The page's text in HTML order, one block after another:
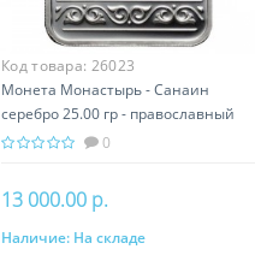
Код товара: 26023
Монета Монастырь - Санаин
серебро 25.00 гр - православный
подарок Армении
0
13 000.00 р.
В корзину
Наличие: На складе